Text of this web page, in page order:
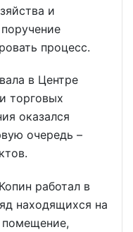
и
процесс.
в Центре
торговых
оказался
очередь –
работал в
находящихся на
помещение,